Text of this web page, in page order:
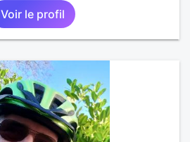
Voir le profil